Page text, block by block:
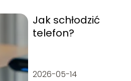
Jak schłodzić
telefon?
2026-05-14